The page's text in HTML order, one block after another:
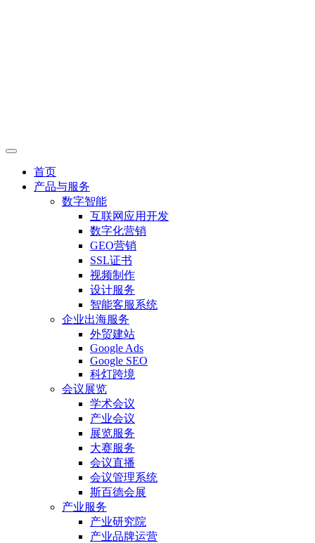
首页
产品与服务
数字智能
互联网应用开发
数字化营销
GEO营销
SSL证书
视频制作
设计服务
智能客服系统
企业出海服务
外贸建站
Google Ads
Google SEO
科灯跨境
会议展览
学术会议
产业会议
展览服务
大赛服务
会议直播
会议管理系统
斯百德会展
产业服务
产业研究院
产业品牌运营